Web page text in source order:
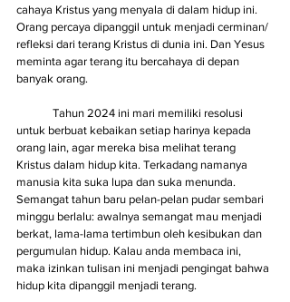
cahaya Kristus yang menyala di dalam hidup ini.
Orang percaya dipanggil untuk menjadi cerminan/
refleksi dari terang Kristus di dunia ini. Dan Yesus
meminta agar terang itu bercahaya di depan
banyak orang.
untuk berbuat kebaikan setiap harinya kepada
orang lain, agar mereka bisa melihat terang
Kristus dalam hidup kita. Terkadang namanya
manusia kita suka lupa dan suka menunda.
Semangat tahun baru pelan-pelan pudar sembari
minggu berlalu: awalnya semangat mau menjadi
berkat, lama-lama tertimbun oleh kesibukan dan
pergumulan hidup. Kalau anda membaca ini,
maka izinkan tulisan ini menjadi pengingat bahwa
hidup kita dipanggil menjadi terang.